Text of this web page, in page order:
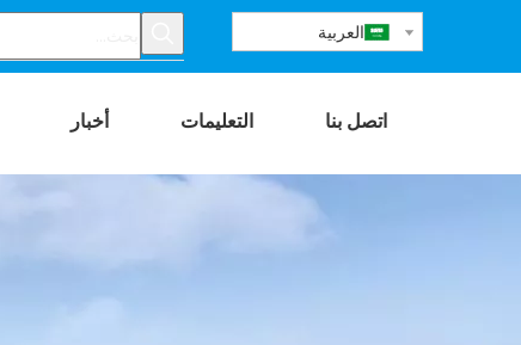
العربية
اتصل بنا التعليمات أخبار